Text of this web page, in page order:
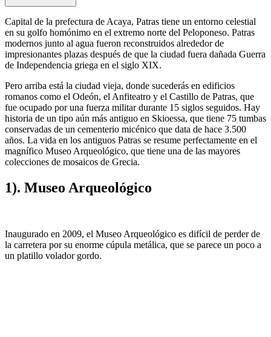
Capital de la prefectura de Acaya, Patras tiene un entorno celestial
en su golfo homónimo en el extremo norte del Peloponeso. Patras
modernos junto al agua fueron reconstruidos alrededor de
impresionantes plazas después de que la ciudad fuera dañada Guerra
de Independencia griega en el siglo XIX.
Pero arriba está la ciudad vieja, donde sucederás en edificios
romanos como el Odeón, el Anfiteatro y el Castillo de Patras, que
fue ocupado por una fuerza militar durante 15 siglos seguidos. Hay
historia de un tipo aún más antiguo en Skioessa, que tiene 75 tumbas
conservadas de un cementerio micénico que data de hace 3.500
años. La vida en los antiguos Patras se resume perfectamente en el
magnífico Museo Arqueológico, que tiene una de las mayores
colecciones de mosaicos de Grecia.
1). Museo Arqueológico
Inaugurado en 2009, el Museo Arqueológico es difícil de perder de
la carretera por su enorme cúpula metálica, que se parece un poco a
un platillo volador gordo.